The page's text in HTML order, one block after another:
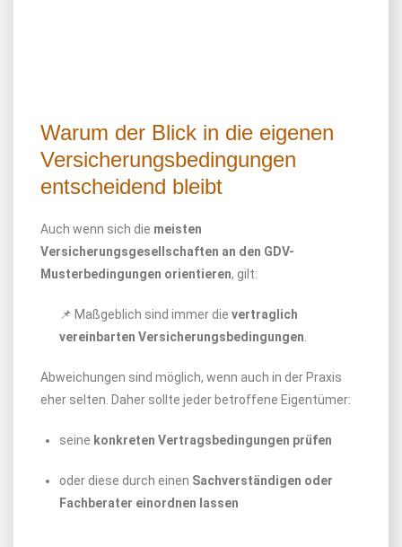
Warum der Blick in die eigenen
Versicherungsbedingungen
entscheidend bleibt
Auch wenn sich die meisten
Versicherungsgesellschaften an den GDV-
Musterbedingungen orientieren, gilt:
📌 Maßgeblich sind immer die vertraglich
vereinbarten Versicherungsbedingungen
Abweichungen sind möglich, wenn auch in der Praxis
eher selten. Daher sollte jeder betroffene Eigentümer:
seine konkreten Vertragsbedingungen prüfen
oder diese durch einen Sachverständigen oder
Fachberater einordnen lassen